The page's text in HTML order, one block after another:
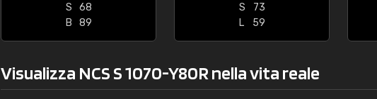
S
68
B
89
S
73
L
59
Visualizza NCS S 1070-Y80R nella vita reale